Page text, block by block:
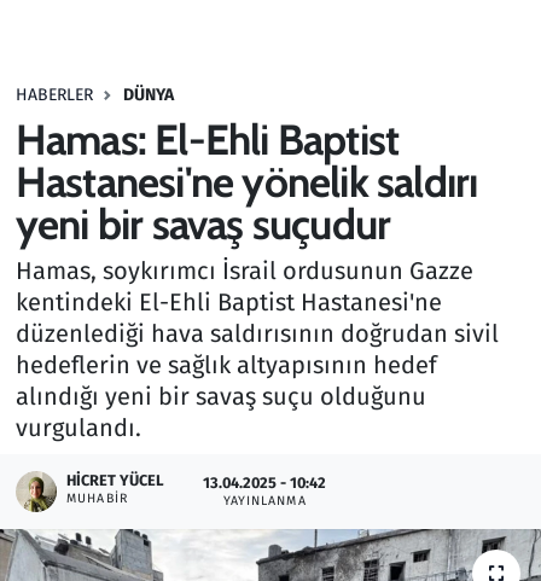
HABERLER DÜNYA
Hamas: El-Ehli Baptist
Hastanesi'ne yönelik saldırı
yeni bir savaş suçudur
Hamas, soykırımcı İsrail ordusunun Gazze
kentindeki El-Ehli Baptist Hastanesi'ne
düzenlediği hava saldırısının doğrudan sivil
hedeflerin ve sağlık altyapısının hedef
alındığı yeni bir savaş suçu olduğunu
vurgulandı.
HICRET YÜCEL
MUHABIR
13.04.2025 - 10:42
YAYINLANMA
Haber
Kültür Sanat
Kurumsal Haberler
Lezzet Durağı
Memur ve Kamu
Otomobil
Oyun
Ramazan